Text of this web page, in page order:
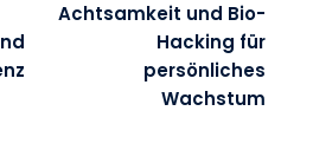
Achtsamkeit und Bio-
Hacking für
persönliches
Wachstum